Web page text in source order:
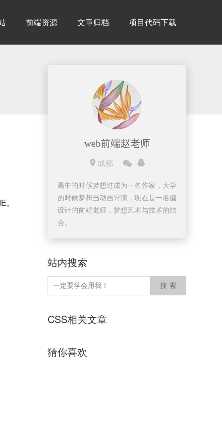
前端资源 文章归档 项目代码下载
web前端赵老师
成都
高中的时候梦想过成为一名作家，大学
的时候梦想当动画导演，现在是一名偏
设计的前端老师，梦想艺术与技术的结
合。
站内搜索
CSS相关文章
猜你喜欢